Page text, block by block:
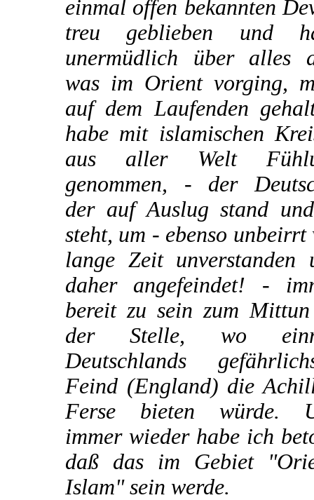
einmal offen bekannten
treu geblieben und
unermüdlich über alles
was im Orient vorging,
auf dem Laufenden
habe mit islamischen
aus aller Welt
genommen, - der
der auf Auslug stand
steht, um - ebenso unbeirrt
lange Zeit unverstanden
daher angefeindet! -
bereit zu sein zum
der Stelle, wo
Deutschlands
Feind (England) die
Ferse bieten würde.
immer wieder habe ich
daß das im Gebiet
Islam" sein werde.